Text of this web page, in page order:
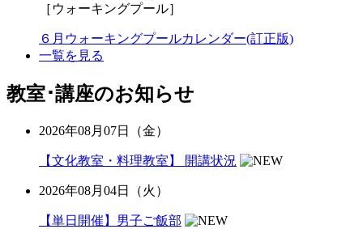
［ウォーキングプール］
６月ウォーキングプールカレンダー(訂正版)
一覧を見る
教室･講座のお知らせ
2026年08月07日（金）
【文化教室・料理教室】 開講状況
2026年08月04日（火）
【単日開催】男子ご飯部